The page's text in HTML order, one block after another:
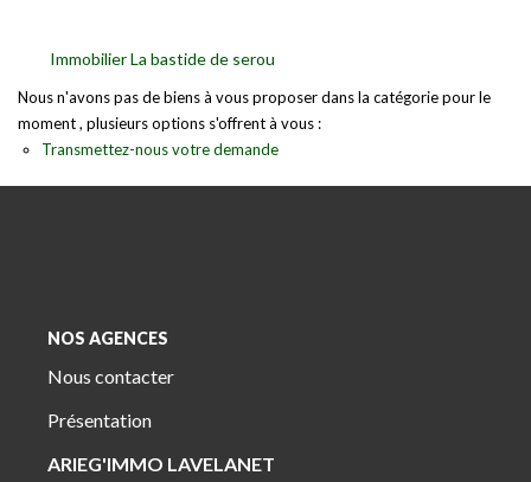
Immobilier La bastide de serou
Nous n'avons pas de biens à vous proposer dans la catégorie pour le
moment , plusieurs options s'offrent à vous :
Transmettez-nous votre demande
NOS AGENCES
Nous contacter
Présentation
ARIEG'IMMO LAVELANET